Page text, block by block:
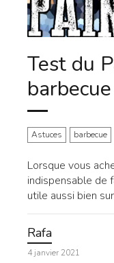
Test du
Astuces barbecue
Lorsque vous
indispensable de
utile aussi bien
Rafa
4 janvier 2021